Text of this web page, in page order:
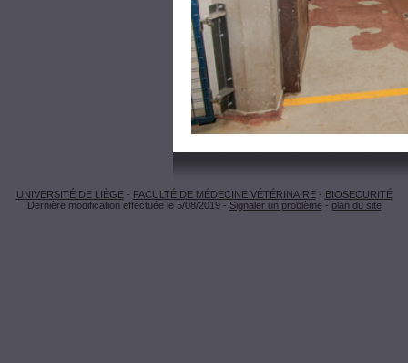
UNIVERSITÉ DE LIÈGE- FACULTÉ DE MÉDECINE VÉTÉRINAIRE- BIOSECURITÉ
Dernière modification effectuée le 5/08/2019 - Signaler un problème- plan du site